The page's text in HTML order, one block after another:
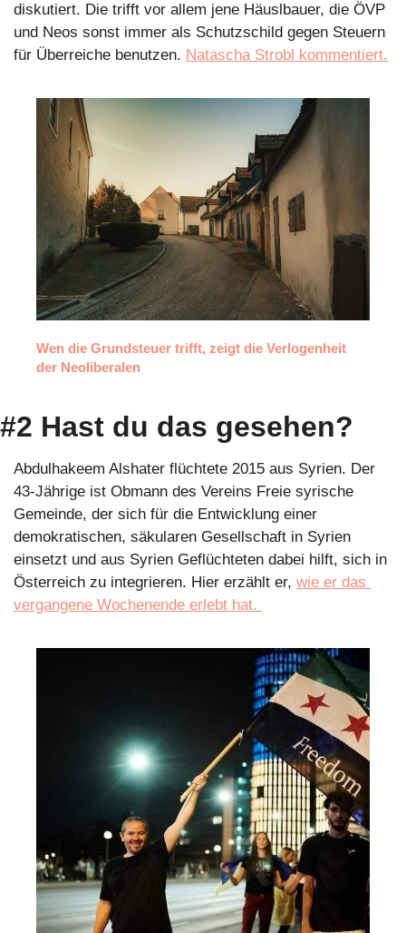
diskutiert. Die trifft vor allem jene Häuslbauer, die ÖVP
und Neos sonst immer als Schutzschild gegen Steuern
für Überreiche benutzen. Natascha Strobl kommentiert.
Wen die Grundsteuer trifft, zeigt die Verlogenheit
der Neoliberalen
#2 Hast du das gesehen?
Abdulhakeem Alshater flüchtete 2015 aus Syrien. Der
43-Jährige ist Obmann des Vereins Freie syrische
Gemeinde, der sich für die Entwicklung einer
demokratischen, säkularen Gesellschaft in Syrien
einsetzt und aus Syrien Geflüchteten dabei hilft, sich in
Österreich zu integrieren. Hier erzählt er, wie er das
vergangene Wochenende erlebt hat.